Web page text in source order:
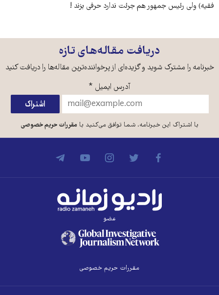
فقیه) ولی رئیس جمهور هم جرئت ندارد حرفی بزند !
دریافت مقاله‌های تازه
خبرنامه را مشترک شوید و گزیده‌ای از پرخواننده‌ترین مقاله‌ها را دریافت کنید
آدرس ایمیل *
با اشتراک این خبرنامه، شما توافق می‌کنید بامقررات حریم خصوصی
عضو
مقررات حریم خصوصی